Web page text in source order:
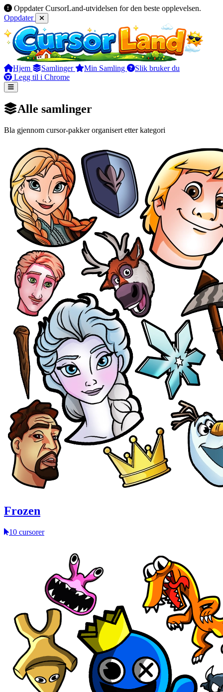
Oppdater CursorLand-utvidelsen for den beste opplevelsen.
Oppdater
Hjem Samlinger Min Samling
Slik bruker du
Legg til i Chrome
Alle samlinger
Bla gjennom cursor-pakker organisert etter kategori
Frozen
10 cursorer